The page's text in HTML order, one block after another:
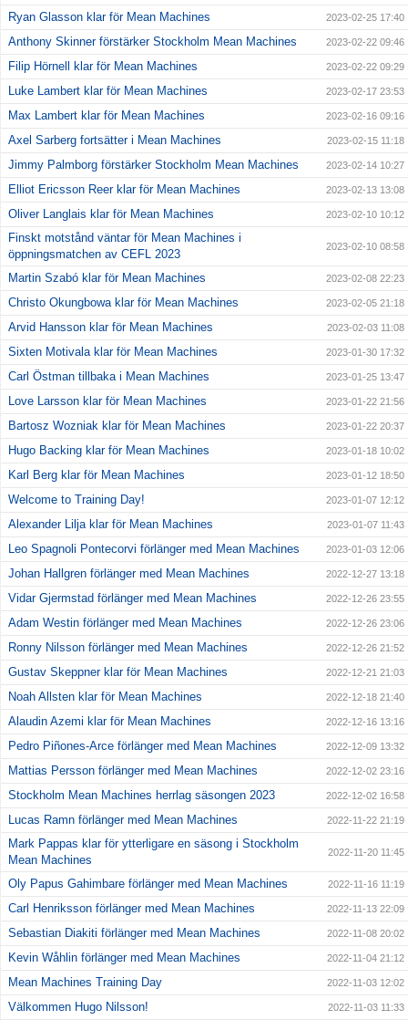
Ryan Glasson klar för Mean Machines 2023-02-25 17:40
Anthony Skinner förstärker Stockholm Mean Machines 2023-02-22 09:46
Filip Hörnell klar för Mean Machines 2023-02-22 09:29
Luke Lambert klar för Mean Machines 2023-02-17 23:53
Max Lambert klar för Mean Machines 2023-02-16 09:16
Axel Sarberg fortsätter i Mean Machines 2023-02-15 11:18
Jimmy Palmborg förstärker Stockholm Mean Machines 2023-02-14 10:27
Elliot Ericsson Reer klar för Mean Machines 2023-02-13 13:08
Oliver Langlais klar för Mean Machines 2023-02-10 10:12
Finskt motstånd väntar för Mean Machines i
öppningsmatchen av CEFL 2023
2023-02-10 08:58
Martin Szabó klar för Mean Machines 2023-02-08 22:23
Christo Okungbowa klar för Mean Machines 2023-02-05 21:18
Arvid Hansson klar för Mean Machines 2023-02-03 11:08
Sixten Motivala klar för Mean Machines 2023-01-30 17:32
Carl Östman tillbaka i Mean Machines 2023-01-25 13:47
Love Larsson klar för Mean Machines 2023-01-22 21:56
Bartosz Wozniak klar för Mean Machines 2023-01-22 20:37
Hugo Backing klar för Mean Machines 2023-01-18 10:02
Karl Berg klar för Mean Machines 2023-01-12 18:50
Welcome to Training Day! 2023-01-07 12:12
Alexander Lilja klar för Mean Machines 2023-01-07 11:43
Leo Spagnoli Pontecorvi förlänger med Mean Machines 2023-01-03 12:06
Johan Hallgren förlänger med Mean Machines 2022-12-27 13:18
Vidar Gjermstad förlänger med Mean Machines 2022-12-26 23:55
Adam Westin förlänger med Mean Machines 2022-12-26 23:06
Ronny Nilsson förlänger med Mean Machines 2022-12-26 21:52
Gustav Skeppner klar för Mean Machines 2022-12-21 21:03
Noah Allsten klar för Mean Machines 2022-12-18 21:40
Alaudin Azemi klar för Mean Machines 2022-12-16 13:16
Pedro Piñones-Arce förlänger med Mean Machines 2022-12-09 13:32
Mattias Persson förlänger med Mean Machines 2022-12-02 23:16
Stockholm Mean Machines herrlag säsongen 2023 2022-12-02 16:58
Lucas Ramn förlänger med Mean Machines 2022-11-22 21:19
Mark Pappas klar för ytterligare en säsong i Stockholm
Mean Machines
2022-11-20 11:45
Oly Papus Gahimbare förlänger med Mean Machines 2022-11-16 11:19
Carl Henriksson förlänger med Mean Machines 2022-11-13 22:09
Sebastian Diakiti förlänger med Mean Machines 2022-11-08 20:02
Kevin Wåhlin förlänger med Mean Machines 2022-11-04 21:12
Mean Machines Training Day 2022-11-03 12:02
Välkommen Hugo Nilsson! 2022-11-03 11:33